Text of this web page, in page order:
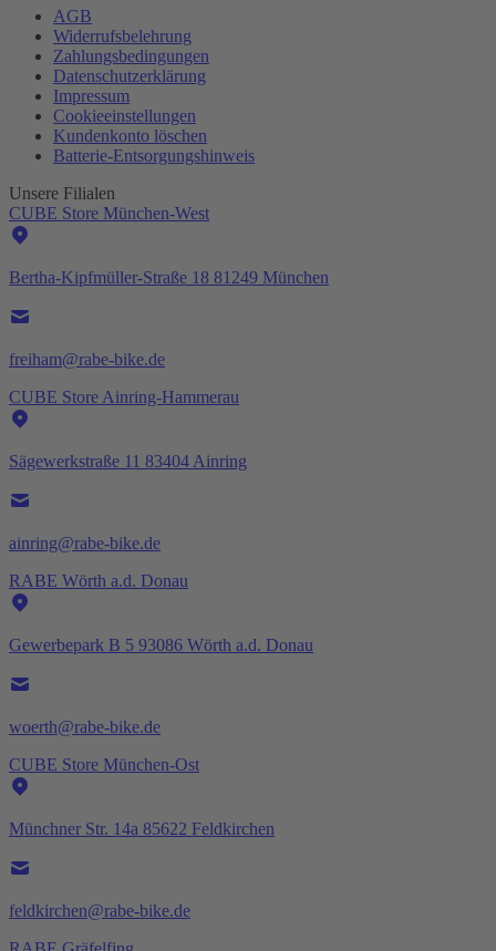
AGB
Widerrufsbelehrung
Zahlungsbedingungen
Datenschutzerklärung
Impressum
Cookieeinstellungen
Kundenkonto löschen
Batterie-Entsorgungshinweis
Unsere Filialen
CUBE Store München-West
Bertha-Kipfmüller-Straße 18 81249 München
freiham@rabe-bike.de
CUBE Store Ainring-Hammerau
Sägewerkstraße 11 83404 Ainring
ainring@rabe-bike.de
RABE Wörth a.d. Donau
Gewerbepark B 5 93086 Wörth a.d. Donau
woerth@rabe-bike.de
CUBE Store München-Ost
Münchner Str. 14a 85622 Feldkirchen
feldkirchen@rabe-bike.de